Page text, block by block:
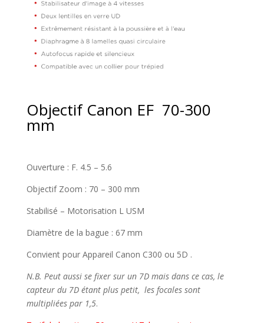
Objectif Canon EF 70-300
mm
Ouverture : F. 4.5 – 5.6
Objectif Zoom : 70 – 300 mm
Stabilisé – Motorisation L USM
Diamètre de la bague : 67 mm
Convient pour Appareil Canon C300 ou 5D .
N.B. Peut aussi se fixer sur un 7D mais dans ce cas, le
capteur du 7D étant plus petit, les focales sont
multipliées par 1,5.